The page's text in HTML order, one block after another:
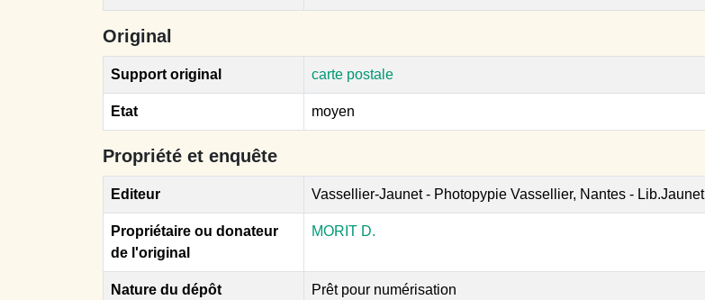
Original
Support original carte postale
Etat moyen
Propriété et enquête
Editeur Vassellier-Jaunet - Photopypie Vassellier, Nantes - Lib.Jaunet
Propriétaire ou donateur
de l'original
MORIT D.
Nature du dépôt Prêt pour numérisation